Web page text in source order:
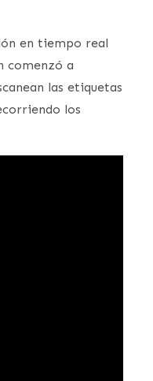
en tiempo real
comenzó a
las etiquetas
los